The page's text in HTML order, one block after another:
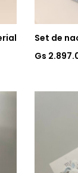
Set de
Gs